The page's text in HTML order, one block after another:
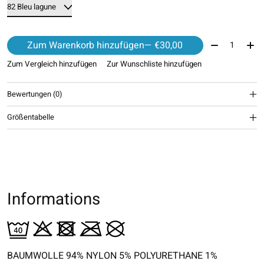
Zum Warenkorb hinzufügen — €30,00 Menge:
Zum Vergleich hinzufügen Zur Wunschliste hinzufügen
Bewertungen (0)
Größentabelle
Informations
BAUMWOLLE 94% NYLON 5% POLYURETHANE 1%